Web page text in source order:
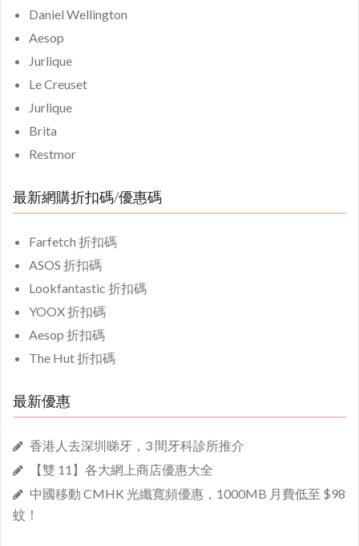
Daniel Wellington
Aesop
Jurlique
Le Creuset
Jurlique
Brita
Restmor
最新網購折扣碼/優惠碼
Farfetch 折扣碼
ASOS 折扣碼
Lookfantastic 折扣碼
YOOX 折扣碼
Aesop 折扣碼
The Hut 折扣碼
最新優惠
香港人去深圳睇牙，3 間牙科診所推介
【雙 11】各大網上商店優惠大全
中國移動 CMHK 光纖寬頻優惠，1000MB 月費低至 $98
蚊！